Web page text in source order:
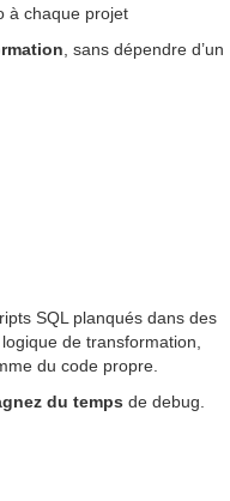
à chaque projet
, sans dépendre d’un
SQL planqués dans des
de transformation,
du code propre.
du temps de debug.